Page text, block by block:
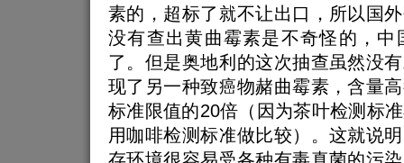
素的，超标了就不让出口，所以国
没有查出黄曲霉素是不奇怪的，中
了。但是奥地利的这次抽查虽然没
现了另一种致癌物赭曲霉素，含量
标准限值的20倍（因为茶叶检测标
用咖啡检测标准做比较）。这就说